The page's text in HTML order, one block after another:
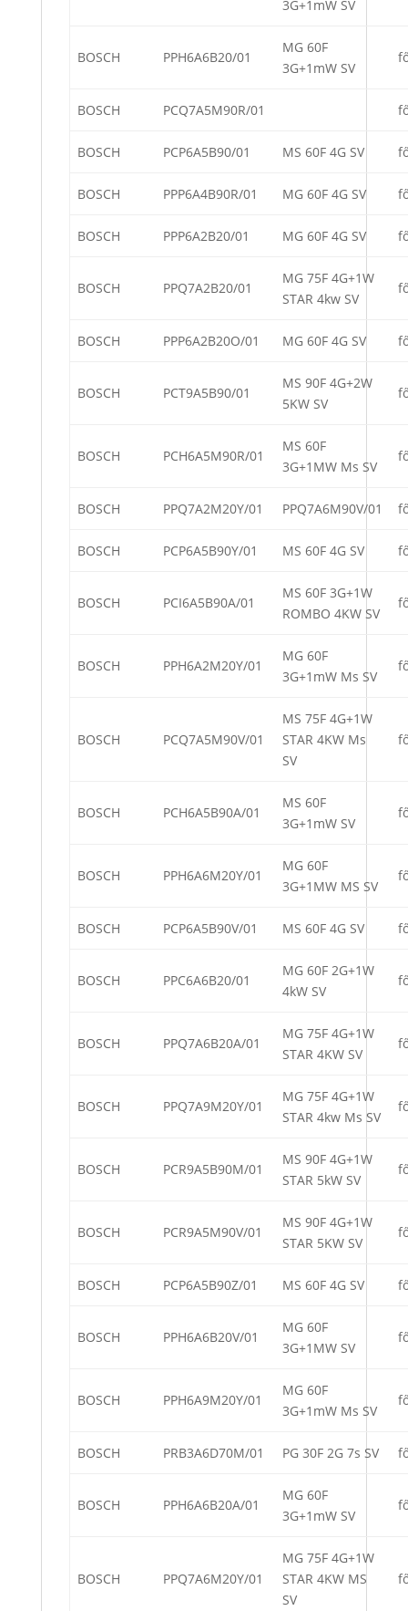
3G+1mW SV
BOSCH PPH6A6B20/01
MG 60F
3G+1mW SV
BOSCH PCQ7A5M90R/01
BOSCH PCP6A5B90/01 MS 60F 4G SV
BOSCH PPP6A4B90R/01 MG 60F 4G SV
BOSCH PPP6A2B20/01 MG 60F 4G SV
BOSCH PPQ7A2B20/01
MG 75F 4G+1W
STAR 4kw SV
BOSCH PPP6A2B20O/01 MG 60F 4G SV
BOSCH PCT9A5B90/01
MS 90F 4G+2W
5KW SV
BOSCH PCH6A5M90R/01
MS 60F
3G+1MW Ms SV
BOSCH PPQ7A2M20Y/01 PPQ7A6M90V/01
BOSCH PCP6A5B90Y/01 MS 60F 4G SV
BOSCH PCI6A5B90A/01
MS 60F 3G+1W
ROMBO 4KW SV
BOSCH PPH6A2M20Y/01
MG 60F
3G+1mW Ms SV
BOSCH PCQ7A5M90V/01
MS 75F 4G+1W
STAR 4KW Ms
SV
BOSCH PCH6A5B90A/01
MS 60F
3G+1mW SV
BOSCH PPH6A6M20Y/01
MG 60F
3G+1MW MS SV
BOSCH PCP6A5B90V/01 MS 60F 4G SV
BOSCH PPC6A6B20/01
MG 60F 2G+1W
4kW SV
BOSCH PPQ7A6B20A/01
MG 75F 4G+1W
STAR 4KW SV
BOSCH PPQ7A9M20Y/01
MG 75F 4G+1W
STAR 4kw Ms SV
BOSCH PCR9A5B90M/01
MS 90F 4G+1W
STAR 5kW SV
BOSCH PCR9A5M90V/01
MS 90F 4G+1W
STAR 5KW SV
BOSCH PCP6A5B90Z/01 MS 60F 4G SV
BOSCH PPH6A6B20V/01
MG 60F
3G+1MW SV
BOSCH PPH6A9M20Y/01
MG 60F
3G+1mW Ms SV
BOSCH PRB3A6D70M/01 PG 30F 2G 7s SV
BOSCH PPH6A6B20A/01
MG 60F
3G+1mW SV
BOSCH PPQ7A6M20Y/01
MG 75F 4G+1W
STAR 4KW MS
SV